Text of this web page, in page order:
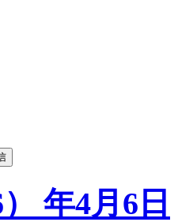
年4月6日